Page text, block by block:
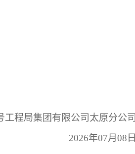
工程局集团有限公司太原分公司
2026年07月 08 日